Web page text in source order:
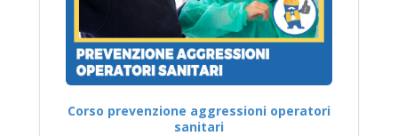
Corso prevenzione aggressioni operatori
sanitari